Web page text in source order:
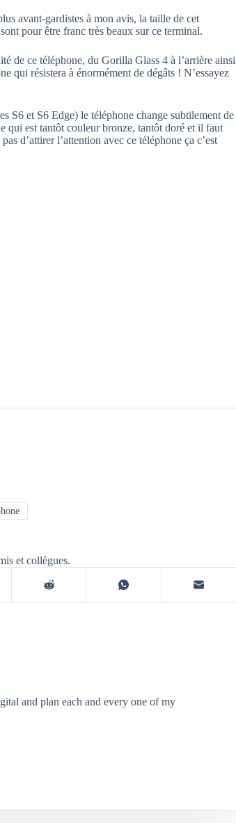
avant-gardistes à mon avis, la taille de cet
pour être franc très beaux sur ce terminal.
de ce téléphone, du Gorilla Glass 4 à l’arrière ainsi
qui résistera à énormément de dégâts ! N’essayez
S6 et S6 Edge) le téléphone change subtilement de
qui est tantôt couleur bronze, tantôt doré et il faut
d’attirer l’attention avec ce téléphone ça c’est
et collègues.
and plan each and every one of my